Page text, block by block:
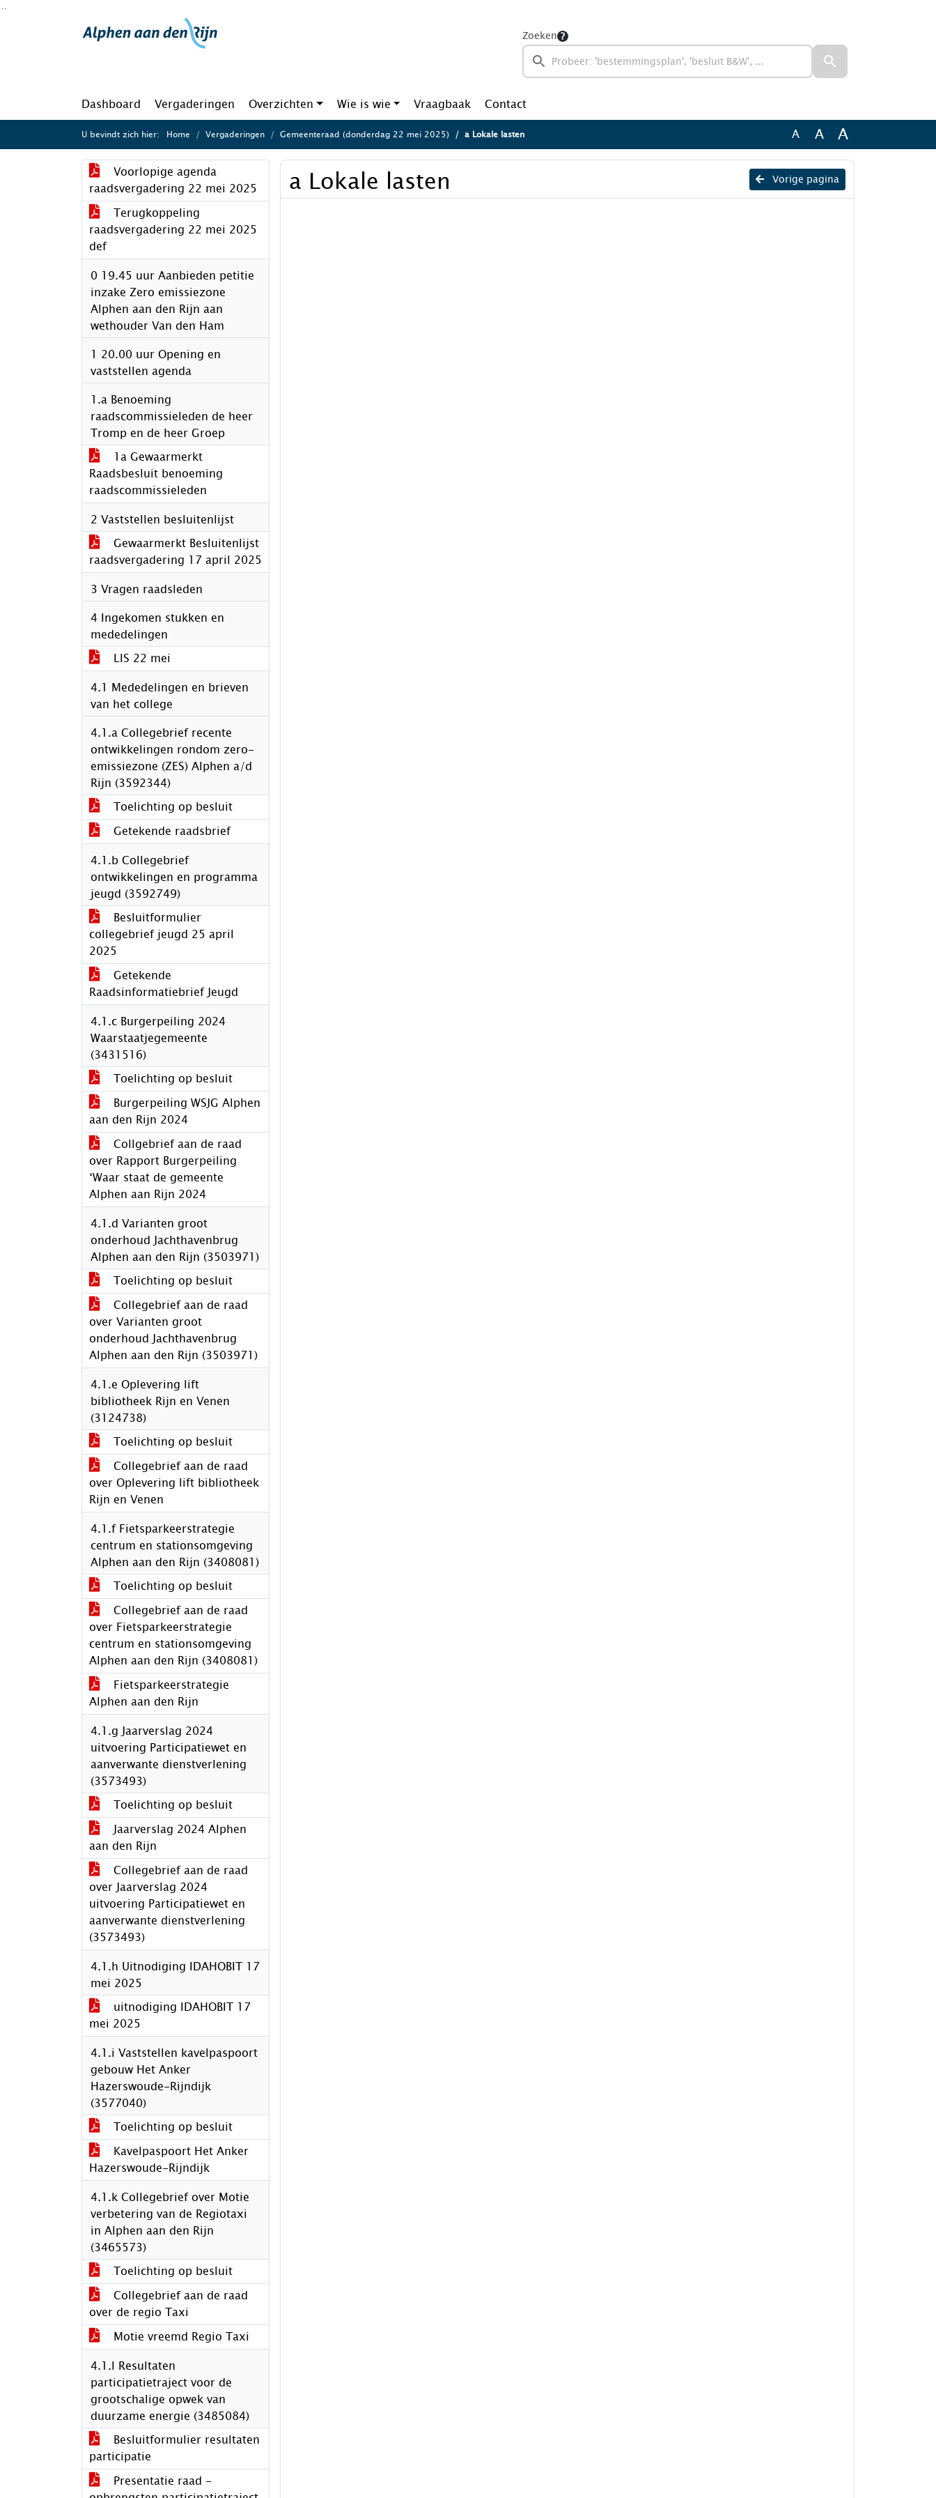
Ga naar de inhoud van deze pagina
Zoeken
Dashboard Vergaderingen Overzichten Wie is wie Vraagbaak Contact
U bevindt zich hier: Home Vergaderingen Gemeenteraad (donderdag 22 mei 2025) a Lokale lasten A A A
Voorlopige agenda
raadsvergadering 22 mei 2025
Terugkoppeling
raadsvergadering 22 mei 2025
def
0 19.45 uur Aanbieden petitie
inzake Zero emissiezone
Alphen aan den Rijn aan
wethouder Van den Ham
1 20.00 uur Opening en
vaststellen agenda
1.a Benoeming
raadscommissieleden de heer
Tromp en de heer Groep
1a Gewaarmerkt
Raadsbesluit benoeming
raadscommissieleden
2 Vaststellen besluitenlijst
Gewaarmerkt Besluitenlijst
raadsvergadering 17 april 2025
3 Vragen raadsleden
4 Ingekomen stukken en
mededelingen
LIS 22 mei
4.1 Mededelingen en brieven
van het college
4.1.a Collegebrief recente
ontwikkelingen rondom zero-
emissiezone (ZES) Alphen a/d
Rijn (3592344)
Toelichting op besluit
Getekende raadsbrief
4.1.b Collegebrief
ontwikkelingen en programma
jeugd (3592749)
Besluitformulier
collegebrief jeugd 25 april
2025
Getekende
Raadsinformatiebrief Jeugd
4.1.c Burgerpeiling 2024
Waarstaatjegemeente
(3431516)
Toelichting op besluit
Burgerpeiling WSJG Alphen
aan den Rijn 2024
Collgebrief aan de raad
over Rapport Burgerpeiling
‘Waar staat de gemeente
Alphen aan Rijn 2024
4.1.d Varianten groot
onderhoud Jachthavenbrug
Alphen aan den Rijn (3503971)
Toelichting op besluit
Collegebrief aan de raad
over Varianten groot
onderhoud Jachthavenbrug
Alphen aan den Rijn (3503971)
4.1.e Oplevering lift
bibliotheek Rijn en Venen
(3124738)
Toelichting op besluit
Collegebrief aan de raad
over Oplevering lift bibliotheek
Rijn en Venen
4.1.f Fietsparkeerstrategie
centrum en stationsomgeving
Alphen aan den Rijn (3408081)
Toelichting op besluit
Collegebrief aan de raad
over Fietsparkeerstrategie
centrum en stationsomgeving
Alphen aan den Rijn (3408081)
Fietsparkeerstrategie
Alphen aan den Rijn
4.1.g Jaarverslag 2024
uitvoering Participatiewet en
aanverwante dienstverlening
(3573493)
Toelichting op besluit
Jaarverslag 2024 Alphen
aan den Rijn
Collegebrief aan de raad
over Jaarverslag 2024
uitvoering Participatiewet en
aanverwante dienstverlening
(3573493)
4.1.h Uitnodiging IDAHOBIT 17
mei 2025
uitnodiging IDAHOBIT 17
mei 2025
4.1.i Vaststellen kavelpaspoort
gebouw Het Anker
Hazerswoude-Rijndijk
(3577040)
Toelichting op besluit
Kavelpaspoort Het Anker
Hazerswoude-Rijndijk
4.1.k Collegebrief over Motie
verbetering van de Regiotaxi
in Alphen aan den Rijn
(3465573)
Toelichting op besluit
Collegebrief aan de raad
over de regio Taxi
Motie vreemd Regio Taxi
4.1.l Resultaten
participatietraject voor de
grootschalige opwek van
duurzame energie (3485084)
Besluitformulier resultaten
participatie
Presentatie raad -
Vorige pagina
a Lokale lasten